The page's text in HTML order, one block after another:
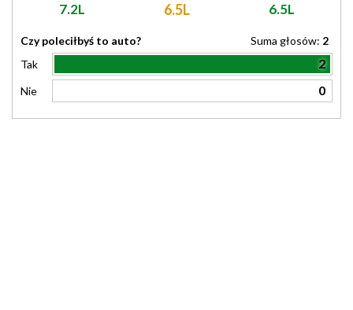
7.2L 6.5L 6.5L
Czy poleciłbyś to auto? Suma głosów: 2
Tak
2
Nie 0